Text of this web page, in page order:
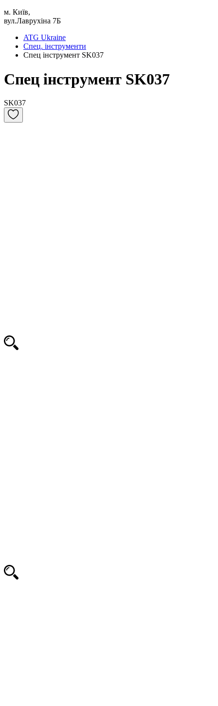
м. Київ,
вул.Лаврухіна 7Б
ATG Ukraine
Спец. інструменти
Спец інструмент SK037
Спец інструмент SK037
SK037